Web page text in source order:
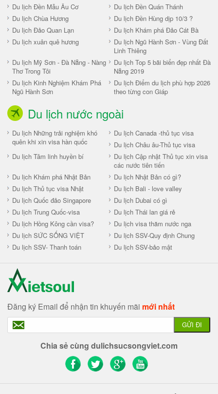
Du lịch Đền Mẫu Âu Cơ
Du lịch Đền Quán Thánh
Du lịch Chùa Hương
Du lịch Đền Hùng dịp 10/3 ?
Du lịch Đảo Quan Lạn
Du lịch Khám phá Đảo Cát Bà
Du lịch xuân quê hương
Du lịch Ngũ Hành Sơn - Vùng Đất
Linh Thiêng
Du lịch Mỹ Sơn - Đà Nẵng - Nàng
Thơ Trong Tôi
Du lịch Top 5 bãi biển đẹp nhất Đà
Nẵng 2019
Du lịch Kinh Nghiệm Khám Phá
Ngũ Hành Sơn
Du lịch Điểm du lịch phù hợp 2026
theo từng con Giáp
Du lịch nước ngoài
Du lịch Những trải nghiệm khó
quên khi xin visa hàn quốc
Du lịch Canada -thủ tục visa
Du lịch Châu âu-Thủ tục visa
Du lịch Tâm linh huyền bí
Du lịch Cập nhật Thủ tục xin visa
các nước tiên tiến
Du lịch Khám phá Nhật Bản
Du lịch Nhật Bản có gì?
Du lịch Thủ tục visa Nhật
Du lịch Bali - love valley
Du lịch Quốc đảo Singapore
Du lịch Dubai có gì
Du lịch Trung Quốc-visa
Du lịch Thái lan giá rẻ
Du lịch Hồng Kông cần visa?
Du lịch visa thăm nước nga
Du lịch SỨC SỐNG VIỆT
Du lịch SSV-Quy định Chung
Du lịch SSV- Thanh toán
Du lịch SSV-bảo mật
Đăng ký Email để nhận tin khuyến mãi mới nhất
GỬI ĐI
Chia sẻ cùng dulichsucsongviet.com